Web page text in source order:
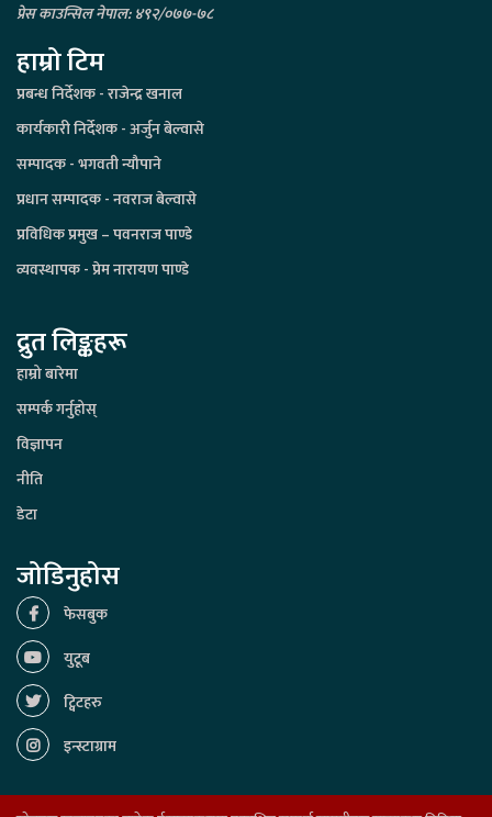
प्रेस काउन्सिल नेपाल: ४९२/०७७-७८
हाम्रो टिम
प्रबन्ध निर्देशक - राजेन्द्र खनाल
कार्यकारी निर्देशक - अर्जुन बेल्वासे
सम्पादक - भगवती न्यौपाने
प्रधान सम्पादक - नवराज बेल्वासे
प्रविधिक प्रमुख – पवनराज पाण्डे
व्यवस्थापक - प्रेम नारायण पाण्डे
द्रुत लिङ्कहरू
हाम्रो बारेमा
सम्पर्क गर्नुहोस्
विज्ञापन
नीति
डेटा
जोडिनुहोस
फेसबुक
युटूब
ट्विटहरु
इन्स्टाग्राम